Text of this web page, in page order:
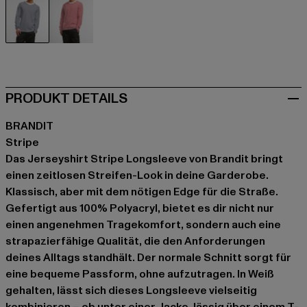
PRODUKT DETAILS
BRANDIT
Stripe
Das Jerseyshirt Stripe Longsleeve von Brandit bringt
einen zeitlosen Streifen-Look in deine Garderobe.
Klassisch, aber mit dem nötigen Edge für die Straße.
Gefertigt aus 100% Polyacryl, bietet es dir nicht nur
einen angenehmen Tragekomfort, sondern auch eine
strapazierfähige Qualität, die den Anforderungen
deines Alltags standhält. Der normale Schnitt sorgt für
eine bequeme Passform, ohne aufzutragen. In Weiß
gehalten, lässt sich dieses Longsleeve vielseitig